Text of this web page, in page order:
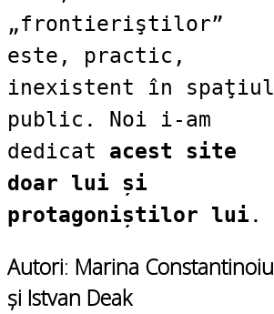
„frontieriştilor”
este, practic,
inexistent în spaţiul
public. Noi i-am
dedicat acest site
doar lui și
protagoniștilor lui .
Autori: Marina Constantinoiu
și Istvan Deak